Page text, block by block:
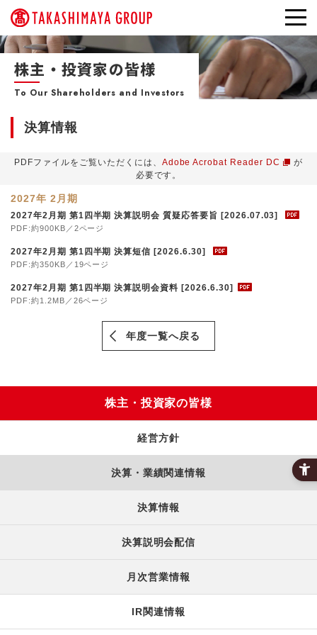
株主・投資家の皆様
To Our Shareholders and Investors
決算情報
PDFファイルをご覧いただくには、 Adobe Acrobat Reader DC
が
必要です。
2027年 2月期
2027年2月期 第1四半期 決算説明会 質疑応答要旨 [2026.07.03]
PDF:約900KB／2ページ
2027年2月期 第1四半期 決算短信 [2026.6.30]
PDF:約350KB／19ページ
2027年2月期 第1四半期 決算説明会資料 [2026.6.30]
PDF:約1.2MB／26ページ
年度一覧へ戻る
株主・投資家の皆様
経営方針
決算・業績関連情報
決算情報
決算説明会配信
月次営業情報
IR関連情報